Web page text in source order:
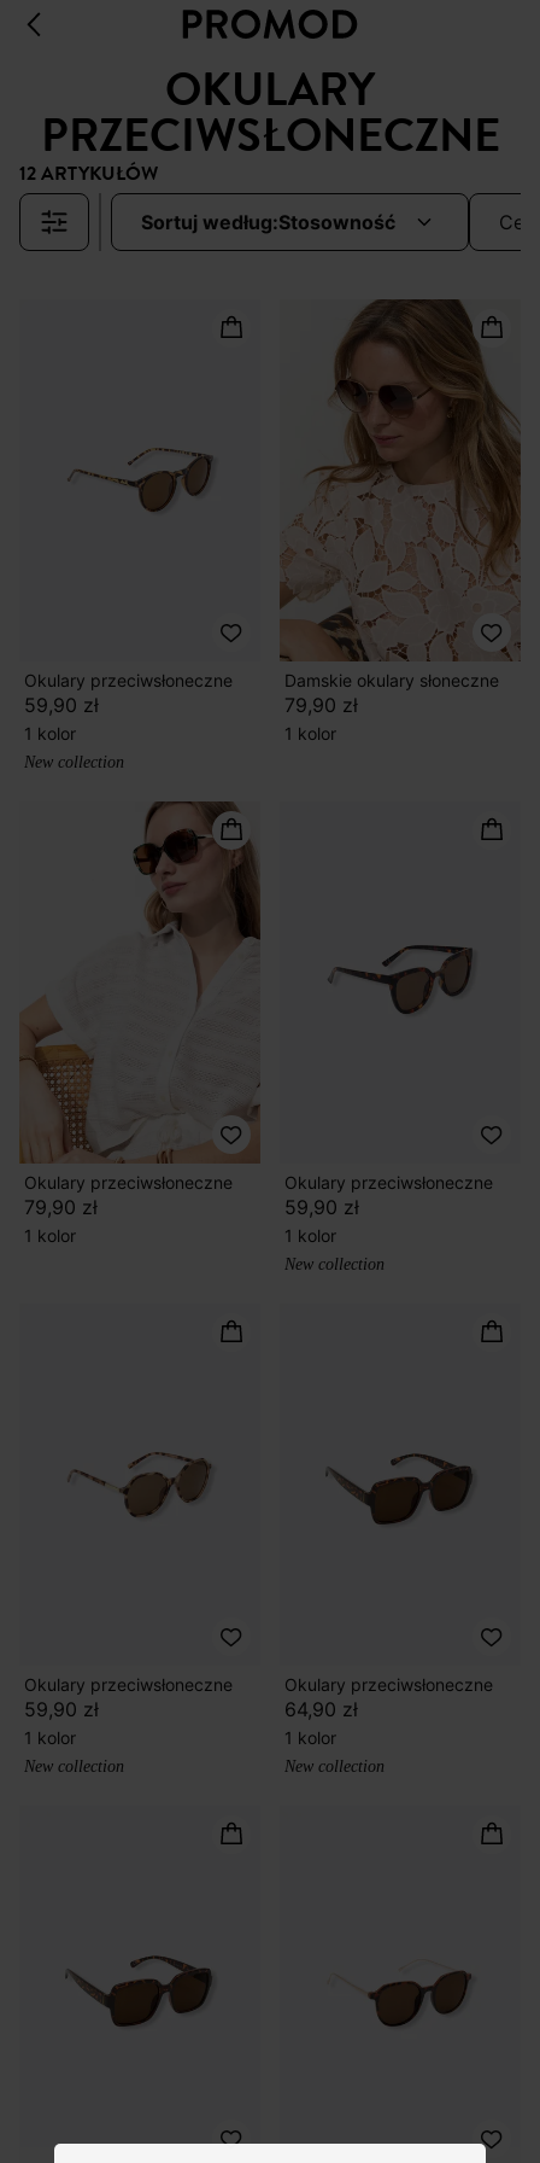
OKULARY
PRZECIWSŁONECZNE
12 ARTYKUŁÓW
sortuj według: stosowność
Okulary przeciwsłoneczne
59,90 zł
1 kolor
New collection
Damskie okulary słoneczne
79,90 zł
1 kolor
Okulary przeciwsłoneczne
79,90 zł
1 kolor
Okulary przeciwsłoneczne
59,90 zł
1 kolor
New collection
Okulary przeciwsłoneczne
59,90 zł
1 kolor
New collection
Okulary przeciwsłoneczne
64,90 zł
1 kolor
New collection